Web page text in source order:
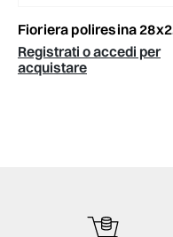
fioriera poliresina 28x28 h.28 cm -clayfibre cubihi- antracite
Registrati o accedi per
acquistare